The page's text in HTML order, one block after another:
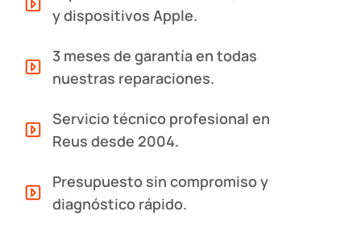
y dispositivos Apple.
3 meses de garantía en todas
nuestras reparaciones.
Servicio técnico profesional en
Reus desde 2004.
Presupuesto sin compromiso y
diagnóstico rápido.